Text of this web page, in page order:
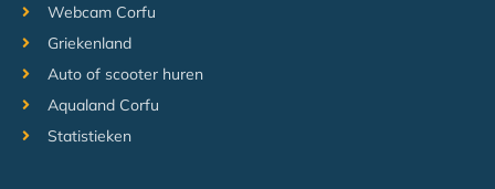
Webcam Corfu
Griekenland
Auto of scooter huren
Aqualand Corfu
Statistieken